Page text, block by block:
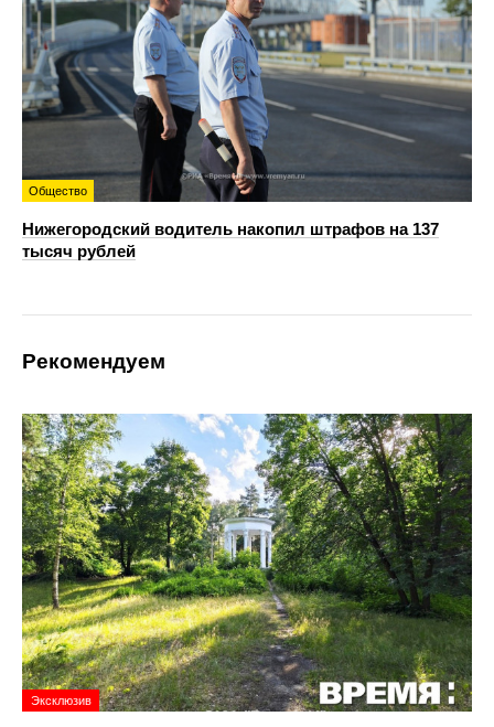
Общество
Нижегородский водитель накопил штрафов на 137
тысяч рублей
Рекомендуем
Эксклюзив